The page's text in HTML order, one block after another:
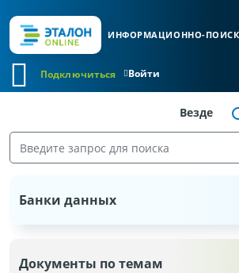
ИНФОРМАЦИОННО-
Войти
Подключиться
Банки данных
Документы по темам